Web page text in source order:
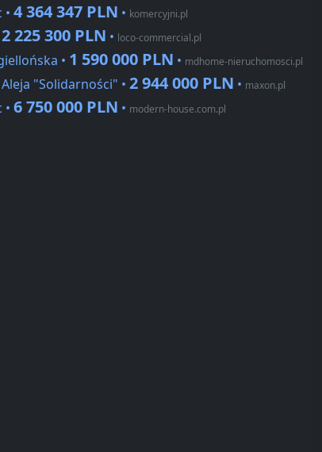
4 364 347 PLN • komercyjni.pl
2 225 300 PLN • loco-commercial.pl
• 1 590 000 PLN • mdhome-nieruchomosci.pl
"Solidarności" • 2 944 000 PLN • maxon.pl
6 750 000 PLN • modern-house.com.pl